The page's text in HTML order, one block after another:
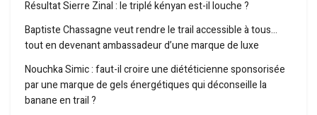
Résultat Sierre Zinal : le triplé kényan est-il louche ?
Baptiste Chassagne veut rendre le trail accessible à tous…
tout en devenant ambassadeur d’une marque de luxe
Nouchka Simic : faut-il croire une diététicienne sponsorisée
par une marque de gels énergétiques qui déconseille la
banane en trail ?